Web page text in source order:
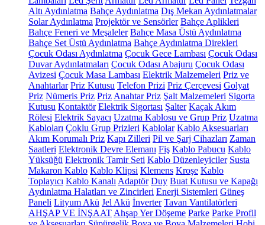
Altı Aydınlatma Bahçe Aydınlatma Dış Mekan Aydınlatmalar
Solar Aydınlatma Projektör ve Sensörler Bahçe Aplikleri
Bahçe Feneri ve Meşaleler Bahçe Masa Üstü Aydınlatma
Bahçe Set Üstü Aydınlatma Bahçe Aydınlatma Direkleri
Çocuk Odası Aydınlatma Çocuk Gece Lambası Çocuk Odası
Duvar Aydınlatmaları Çocuk Odası Abajuru Çocuk Odası
Avizesi Çocuk Masa Lambası Elektrik Malzemeleri Priz ve
Anahtarlar Priz Kutusu Telefon Prizi Priz Çerçevesi Golyat
Priz Nümeris Priz Priz Anahtar Priz Şalt Malzemeleri Sigorta
Kutusu Kontaktör Elektrik Sigortası Şalter Kaçak Akım
Rölesi Elektrik Sayacı Uzatma Kablosu ve Grup Priz Uzatma
Kabloları Çoklu Grup Prizleri Kablolar Kablo Aksesuarları
Akım Korumalı Priz Kapı Zilleri Pil ve Şarj Cihazları Zaman
Saatleri Elektronik Devre Elemanı Fiş Kablo Pabucu Kablo
Yüksüğü Elektronik Tamir Seti Kablo Düzenleyiciler Susta
Makaron Kablo Kablo Klipsi Klemens Kroşe Kablo
Toplayıcı Kablo Kanalı Adaptör Duy Buat Kutusu ve Kapağı
Aydınlatma Halatları ve Zincirleri Enerji Sistemleri Güneş
Paneli Lityum Akü Jel Akü İnverter Tavan Vantilatörleri
AHŞAP VE İNŞAAT Ahşap Yer Döşeme Parke Parke Profil